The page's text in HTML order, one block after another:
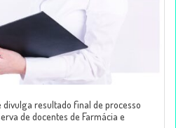
resultado final de processo
de docentes de Farmácia e